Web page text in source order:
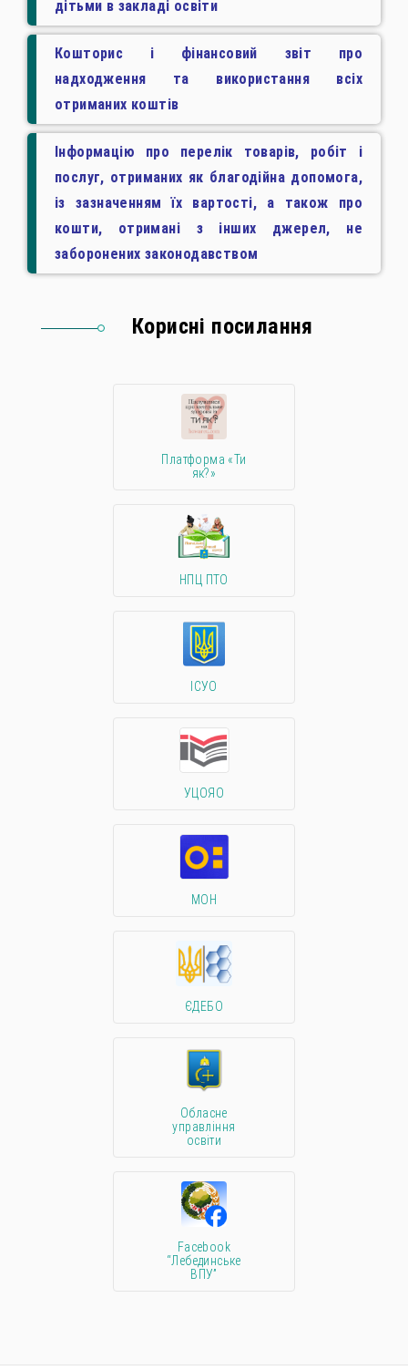
дітьми в закладі освіти
Кошторис і фінансовий звіт про
надходження та використання всіх
отриманих коштів
Інформацію про перелік товарів, робіт і
послуг, отриманих як благодійна допомога,
із зазначенням їх вартості, а також про
кошти, отримані з інших джерел, не
заборонених законодавством
Корисні посилання
Платформа «Ти
як?»
НПЦ ПТО
ІСУО
УЦОЯО
МОН
ЄДЕБО
Обласне
управління
освіти
Facebook
“Лебединське
ВПУ”